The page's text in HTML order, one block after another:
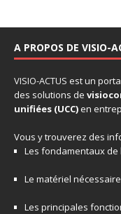
A PROPOS DE VISIO-
VISIO-ACTUS est un
des solutions de
unifiées (UCC)en
Vous y trouverez des
Les fondamentaux de
Le matériel
Les principales